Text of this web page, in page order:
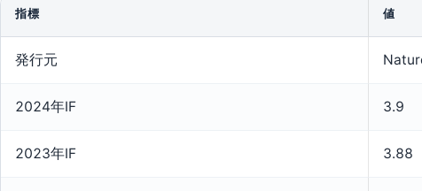
指標 値
発行元
2024年IF 3.9
2023年IF 3.88